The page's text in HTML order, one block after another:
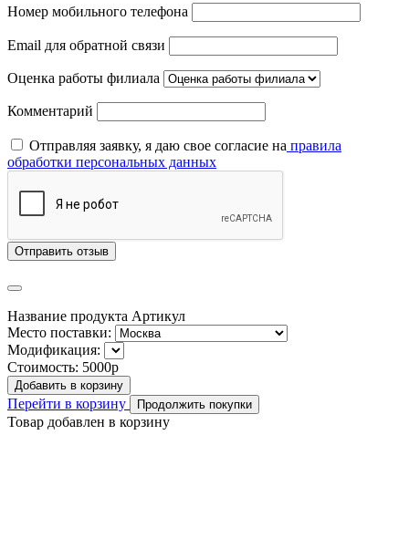
Номер мобильного телефона
Email для обратной связи
Оценка работы филиала
Комментарий
Отправляя заявку, я даю свое согласие на правила
обработки персональных данных
Отправить отзыв
Название продукта Артикул
Место поставки:
Модификация:
Стоимость: 5000р
Добавить в корзину
Перейти в корзину Продолжить покупки
Товар добавлен в корзину